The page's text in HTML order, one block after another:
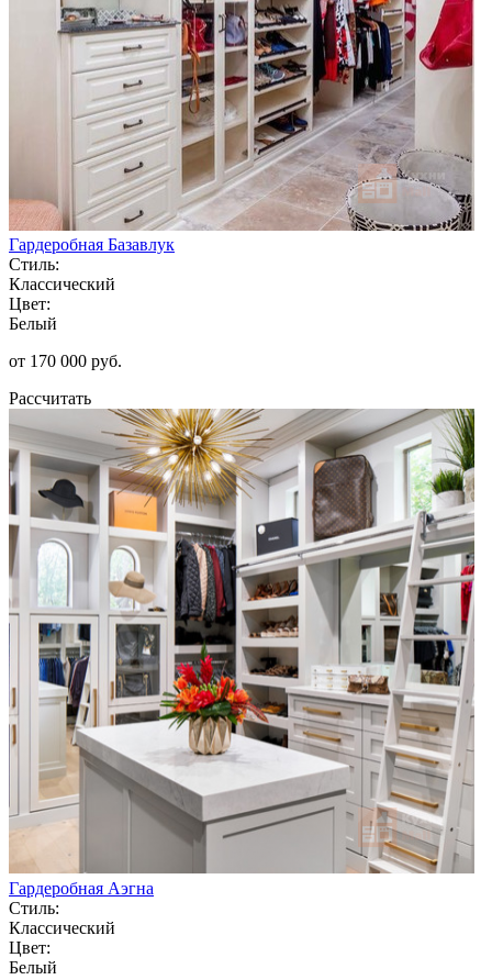
Гардеробная Базавлук
Стиль:
Классический
Цвет:
Белый
от 170 000 руб.
Рассчитать
Гардеробная Аэгна
Стиль:
Классический
Цвет:
Белый